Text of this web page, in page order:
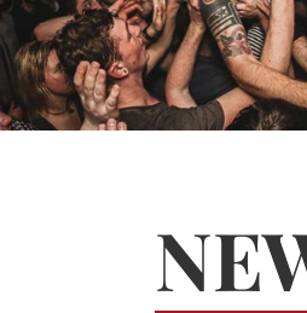
Rund um
Berchtesgaden